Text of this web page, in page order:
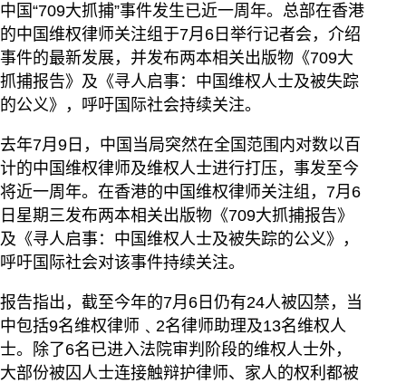
中国“709大抓捕”事件发生已近一周年。总部在香港
的中国维权律师关注组于7月6日举行记者会，介绍
事件的最新发展，并发布两本相关出版物《709大
抓捕报告》及《寻人启事：中国维权人士及被失踪
的公义》，呼吁国际社会持续关注。
去年7月9日，中国当局突然在全国范围内对数以百
计的中国维权律师及维权人士进行打压，事发至今
将近一周年。在香港的中国维权律师关注组，7月6
日星期三发布两本相关出版物《709大抓捕报告》
及《寻人启事：中国维权人士及被失踪的公义》，
呼吁国际社会对该事件持续关注。
报告指出，截至今年的7月6日仍有24人被囚禁，当
中包括9名维权律师﹑2名律师助理及13名维权人
士。除了6名已进入法院审判阶段的维权人士外，
大部份被囚人士连接触辩护律师、家人的权利都被